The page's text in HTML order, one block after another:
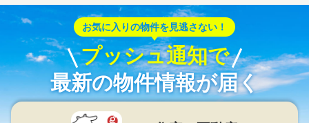
お気に入りの物件を見逃さない！
プッシュ通知で
最新の物件情報が届く